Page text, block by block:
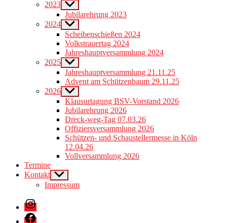
menu
2023 Show
sub
menu
Jubilarehrung 2023
2024 Show
sub
menu
Scheibenschießen 2024
Volkstrauertag 2024
Jahreshauptversammlung 2024
2025 Show
sub
menu
Jahreshauptversammlung 21.11.25
Advent am Schützenbaum 29.11.25
2026 Show
sub
menu
Klausurtagung BSV-Vorstand 2026
Jubilarehrung 2026
Dreck-weg-Tag 07.03.26
Offiziersversammlung 2026
Schützen- und Schaustellermesse in Köln
12.04.26
Vollversammlung 2026
Termine
Kontakt Show
sub
menu
Impressum
Instagram
Facebook